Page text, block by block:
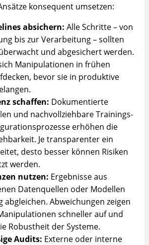
konsequent umsetzen:
absichern: Alle Schritte – von
bis zur Verarbeitung – sollten
und abgesichert werden.
Manipulationen in frühen
bevor sie in produktive
schaffen: Dokumentierte
und nachvollziehbare Trainings-
erhöhen die
Je transparenter ein
desto besser können Risiken
werden.
nutzen: Ergebnisse aus
Datenquellen oder Modellen
abgleichen. Abweichungen zeigen
schneller auf und
Robustheit der Systeme.
Audits: Externe oder interne